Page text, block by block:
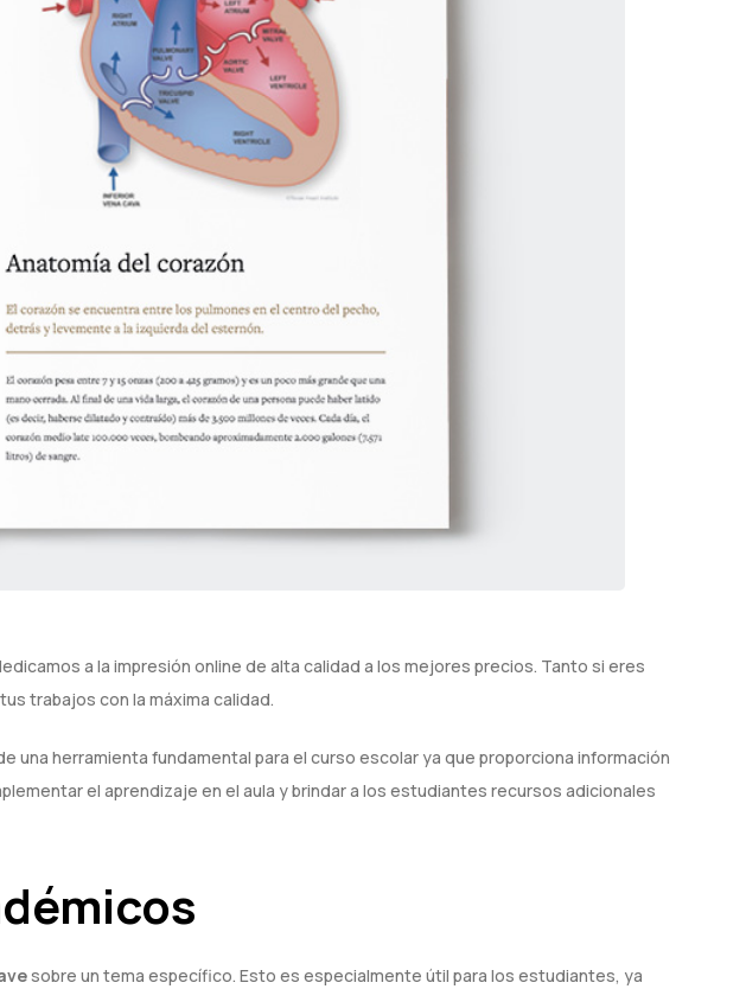
a la impresión online de alta calidad a los mejores precios. Tanto si eres
trabajos con la máxima calidad.
una herramienta fundamental para el curso escolar ya que proporciona información
el aprendizaje en el aula y brindar a los estudiantes recursos adicionales
sobre un tema específico. Esto es especialmente útil para los estudiantes, ya